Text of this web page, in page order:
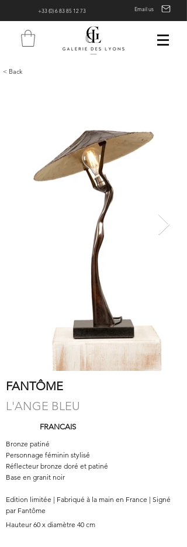
+33 (0) 6 83 85 12 73 Email us
< Back
FANTÔME
L'ANGE BLEU
FRANCAIS
Bronze patiné
Personnage féminin stylisé
Réflecteur bronze doré et patiné
Base en granit noir
Edition limitée | Fabriqué à la main en France | Signé
par Fantôme
Hauteur 60 x diamètre 40 cm